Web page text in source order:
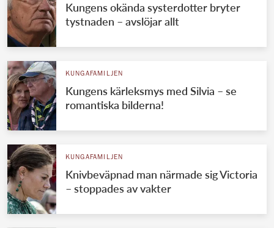
Kungens okända systerdotter bryter
tystnaden – avslöjar allt
KUNGAFAMILJEN
Kungens kärleksmys med Silvia – se
romantiska bilderna!
KUNGAFAMILJEN
Knivbeväpnad man närmade sig Victoria
– stoppades av vakter